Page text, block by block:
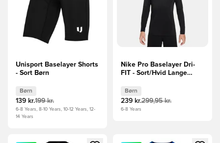
Unisport Baselayer Shorts
- Sort Børn
Børn
139 kr.199 kr.
6-8 Years, 8-10 Years, 10-12 Years, 12-
14 Years
Nike Pro Baselayer Dri-
FIT - Sort/Hvid Lange
Børn
239 kr.299,95 kr.
6-8 Years